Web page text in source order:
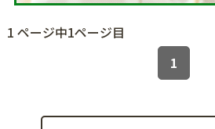
1 ページ中1ページ目
1